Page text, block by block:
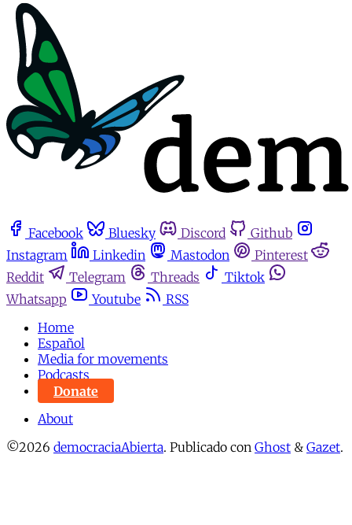
Facebook Bluesky Discord
Github
Instagram
Linkedin Mastodon
Pinterest
Reddit
Telegram Threads
Tiktok
Whatsapp
Youtube
RSS
Home
Español
Media for movements
Podcasts
Donate
About
©2026 democraciaAbierta. Publicado con Ghost & Gazet.